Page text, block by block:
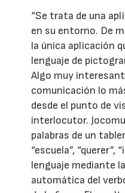
“Se trata de una
en su entorno. De
la única aplicación
lenguaje de
Algo muy
comunicación lo
desde el punto de
interlocutor.
palabras de un
“escuela”,
lenguaje mediante
automática del